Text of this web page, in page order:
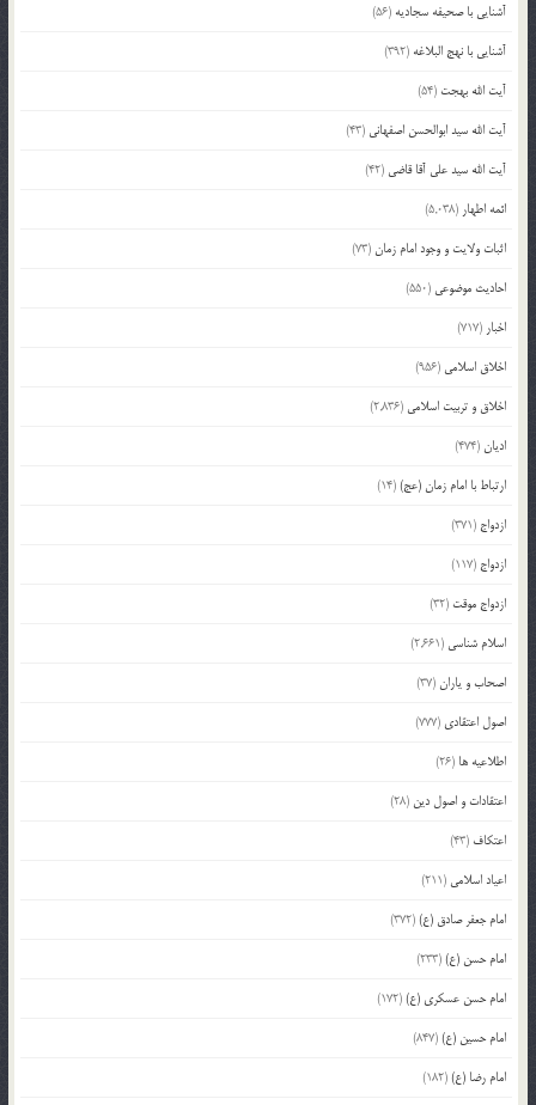
آشنایی با صحیفه سجادیه (56)
آشنایی با نهج البلاغه (392)
آیت الله بهجت (54)
آیت الله سید ابوالحسن اصفهانی (43)
آیت الله سید علی آقا قاضی (42)
ائمه اطهار (5,038)
اثبات ولایت و وجود امام زمان(73)
احادیث موضوعی (550)
اخبار (717)
اخلاق اسلامی (956)
اخلاق و تربیت اسلامی (2,836)
ادیان(474)
ارتباط با امام زمان (عج)(14)
ازدواج (371)
ازدواج (117)
ازدواج موقت (32)
اسلام شناسی (2,661)
اصحاب و یاران(37)
اصول اعتقادی (777)
اطلاعیه ها (26)
اعتقادات و اصول دین (28)
اعتکاف (43)
اعیاد اسلامی (211)
امام جعفر صادق (ع)(372)
امام حسن (ع)(233)
امام حسن عسکری (ع)(172)
امام حسین (ع)(847)
امام رضا (ع)(182)